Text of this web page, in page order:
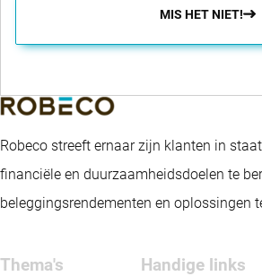
MIS HET NIET!
Robeco streeft ernaar zijn klanten in
financiële en duurzaamheidsdoelen te
beleggingsrendementen en oplossingen
Thema's Handige links